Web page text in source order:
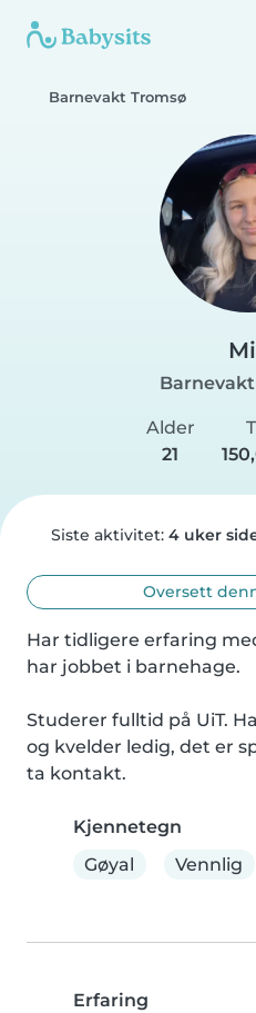
Barnevakt Tromsø
Alder
21
Siste aktivitet: 4 uker
Oversett
Har tidligere erfaring
har jobbet i barnehage.
Studerer fulltid på UiT.
og kvelder ledig, det er
ta kontakt.
Kjennetegn
Gøyal
Vennlig
Erfaring